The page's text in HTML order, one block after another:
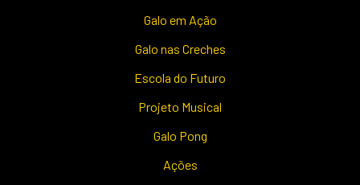
Galo em Ação
Galo nas Creches
Escola do Futuro
Projeto Musical
Galo Pong
Ações